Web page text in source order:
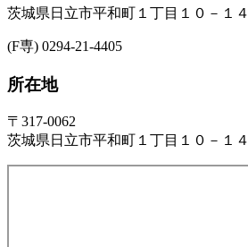
茨城県日立市平和町１丁目１０－１４
(F専) 0294-21-4405
所在地
〒317-0062
茨城県日立市平和町１丁目１０－１４